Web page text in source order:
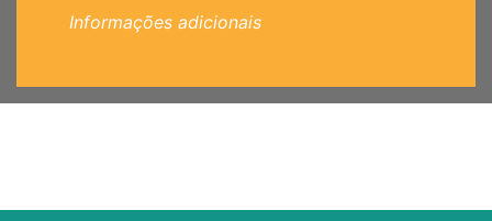
Informações adicionais